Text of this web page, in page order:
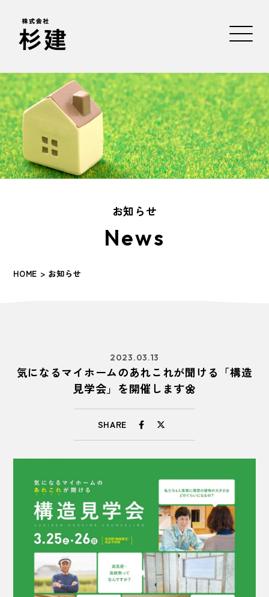
お知らせ
News
HOME > お知らせ
2023.03.13
気になるマイホームのあれこれが聞ける「構造
見学会」を開催します🌼
SHARE